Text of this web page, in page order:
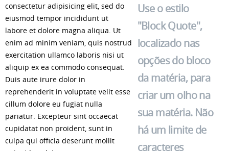
Use o estilo
"Block Quote",
localizado nas
opções do bloco
da matéria, para
criar um olho na
sua matéria. Não
há um limite de
caracteres
consectetur adipisicing elit, sed do
eiusmod tempor incididunt ut
labore et dolore magna aliqua. Ut
enim ad minim veniam, quis nostrud
exercitation ullamco laboris nisi ut
aliquip ex ea commodo consequat.
Duis aute irure dolor in
reprehenderit in voluptate velit esse
cillum dolore eu fugiat nulla
pariatur. Excepteur sint occaecat
cupidatat non proident, sunt in
culpa qui officia deserunt mollit